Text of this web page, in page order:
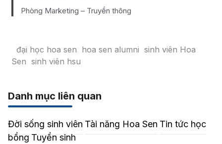
Phòng Marketing – Truyền thông
đại học hoa sen hoa sen alumni sinh viên Hoa
Sen sinh viên hsu
Danh mục liên quan
Đời sống sinh viên Tài năng Hoa Sen Tin tức học
bổngTuyển sinh